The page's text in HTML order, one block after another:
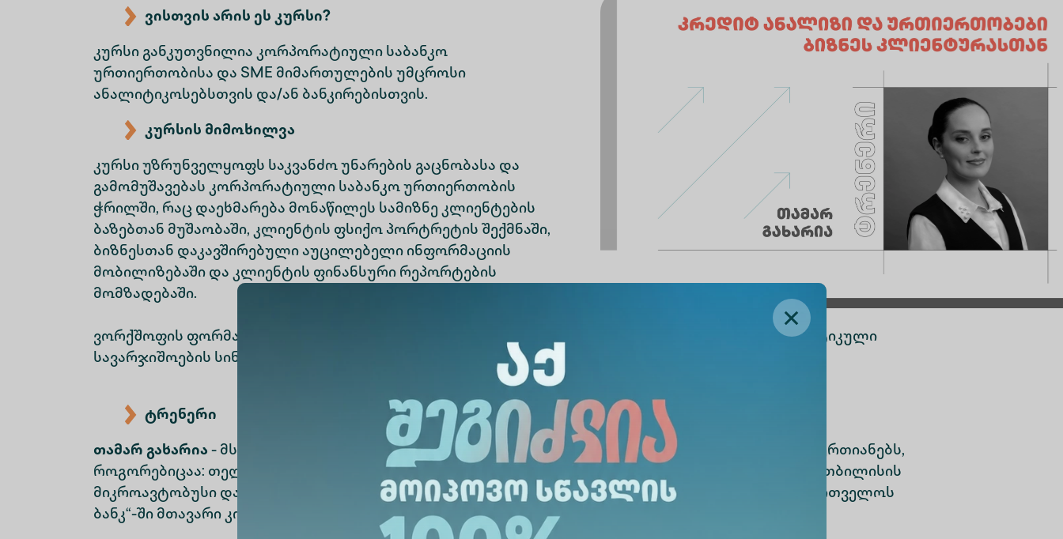
ვისთვის არის ეს კურსი?
კურსი განკუთვნილია კორპორატიული საბანკო
ურთიერთობისა და SME მიმართულების უმცროსი
ანალიტიკოსებსთვის და/ან ბანკირებისთვის.
კურსის მიმოხილვა
კურსი უზრუნველყოფს საკვანძო უნარების გაცნობასა და
გამომუშავებას კორპორატიული საბანკო ურთიერთობის
ჭრილში, რაც დაეხმარება მონაწილეს სამიზნე კლიენტების
ბაზებთან მუშაობაში, კლიენტის ფსიქო პორტრეტის შექმნაში,
ბიზნესთან დაკავშირებული აუცილებელი ინფორმაციის
მობილიზებაში და კლიენტის ფინანსური რეპორტების
მომზადებაში.
ვორქშოფის ფორმატი ინტერაქტიური და დინამიურია, აწყობილია თეორიული მასალისა და პრაქტიკული
სავარჯიშოების სინქრონული მონაცვლეობით.
ტრენერი
თამარ გახარია - მსხვილი ბიზნესჰოლდინგი ,,CBS Group”-ის (რომელიც მნიშვნელოვან აქტივებს აერთიანებს,
როგორებიცაა: თელასი, თბილისი ენერჯი, სელფი მობაილი, საქართველოს ეროვნული ლატარია, თბილისის
მიკროავტობუსი და ა.შ.) ფინანსური დირექტორი. მას აქვს მრავალწლიანი გამოცდილება სს ,,საქართველოს
ბანკ“-ში მთავარი კორპორატიული ბანკირის პოზიციაზე.LinkedIn